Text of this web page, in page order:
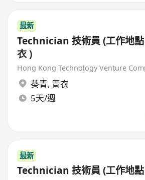
最新
Technician 技術員 (工作地點 ：青
衣 )
葵青, 青衣
5天/週
最新
Technician 技術員